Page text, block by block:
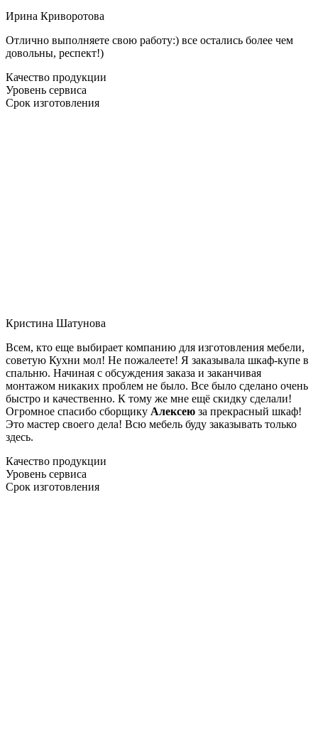
Ирина Криворотова
Отлично выполняете свою работу:) все остались более чем
довольны, респект!)
Качество продукции
Уровень сервиса
Срок изготовления
Кристина Шатунова
Всем, кто еще выбирает компанию для изготовления мебели,
советую Кухни мол! Не пожалеете! Я заказывала шкаф-купе в
спальню. Начиная с обсуждения заказа и заканчивая
монтажом никаких проблем не было. Все было сделано очень
быстро и качественно. К тому же мне ещё скидку сделали!
Огромное спасибо сборщику Алексею за прекрасный шкаф!
Это мастер своего дела! Всю мебель буду заказывать только
здесь.
Качество продукции
Уровень сервиса
Срок изготовления